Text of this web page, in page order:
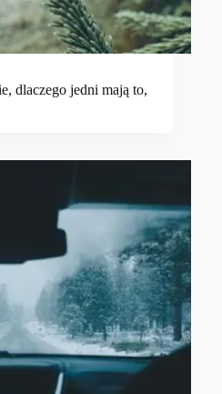
dlaczego jedni mają to,